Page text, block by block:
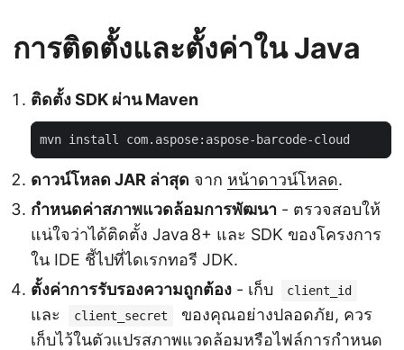
การติดตั้งและตั้งค่าใน Java
ติดตั้ง SDK ผ่าน Maven
ดาวน์โหลด JAR ล่าสุด จาก หน้าดาวน์โหลด.
กำหนดค่าสภาพแวดล้อมการพัฒนา - ตรวจสอบให้
แน่ใจว่าได้ติดตั้ง Java 8+ และ SDK ของโครงการ
ใน IDE ชี้ไปที่ไดเรกทอรี JDK.
ตั้งค่าการรับรองความถูกต้อง - เก็บ client_id
และ client_secret
ของคุณอย่างปลอดภัย, ควร
เก็บไว้ในตัวแปรสภาพแวดล้อมหรือไฟล์การกำหนด